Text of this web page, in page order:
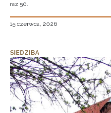
raz 50.
15 czerwca, 2026
SIEDZIBA